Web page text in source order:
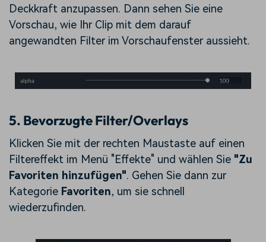
Deckkraft anzupassen. Dann sehen Sie eine
Vorschau, wie Ihr Clip mit dem darauf
angewandten Filter im Vorschaufenster aussieht.
5. Bevorzugte Filter/Overlays
Klicken Sie mit der rechten Maustaste auf einen
Filtereffekt im Menü "Effekte" und wählen Sie "Zu
Favoriten hinzufügen". Gehen Sie dann zur
Kategorie Favoriten, um sie schnell
wiederzufinden.